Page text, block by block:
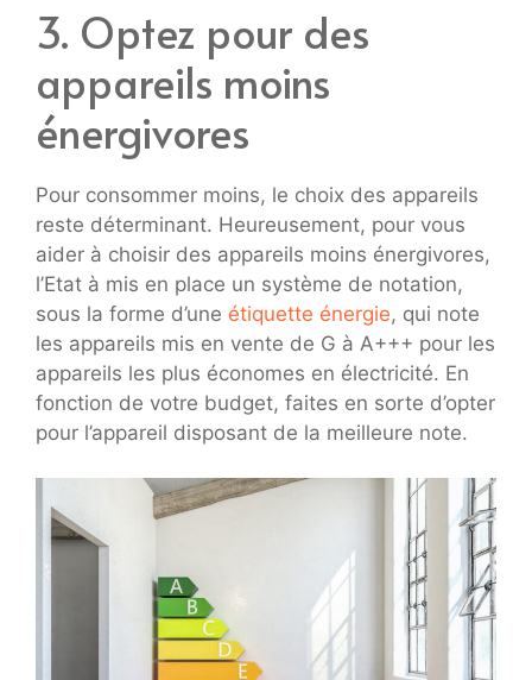
3. Optez pour des
appareils moins
énergivores
Pour consommer moins, le choix des appareils
reste déterminant. Heureusement, pour vous
aider à choisir des appareils moins énergivores,
l’Etat à mis en place un système de notation,
sous la forme d’une étiquette énergie, qui note
les appareils mis en vente de G à A+++ pour les
appareils les plus économes en électricité. En
fonction de votre budget, faites en sorte d’opter
pour l’appareil disposant de la meilleure note.